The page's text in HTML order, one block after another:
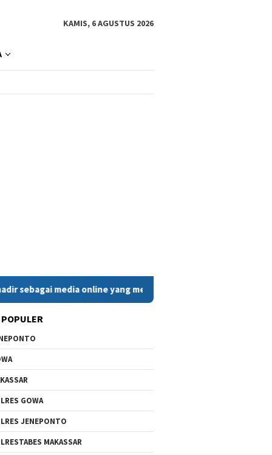
KAMIS, 6 AGUSTUS 2026
media online yang menyajikan berita cepat, faktual, dan
GOWA
JENEPONTO
MAKASSAR